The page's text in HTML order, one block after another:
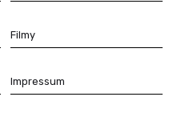
Filmy
Impressum